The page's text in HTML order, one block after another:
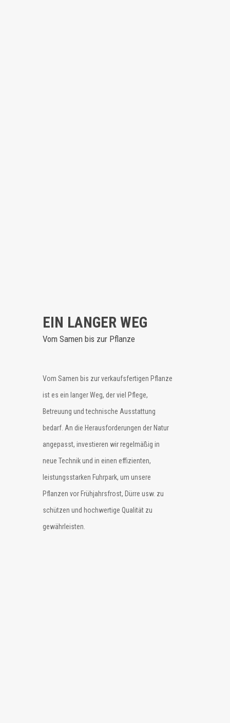
EIN LANGER WEG
Vom Samen bis zur Pflanze
Vom Samen bis zur verkaufsfertigen Pflanze
ist es ein langer Weg, der viel Pflege,
Betreuung und technische Ausstattung
bedarf. An die Herausforderungen der Natur
angepasst, investieren wir regelmäßig in
neue Technik und in einen effizienten,
leistungsstarken Fuhrpark, um unsere
Pflanzen vor Frühjahrsfrost, Dürre usw. zu
schützen und hochwertige Qualität zu
gewährleisten.